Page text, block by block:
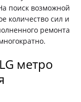
поиск возможной
количество сил и
ремонта
метро